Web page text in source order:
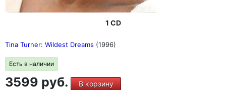
1 CD
Tina Turner: Wildest Dreams (1996)
Есть в наличии
3599 руб. В корзину